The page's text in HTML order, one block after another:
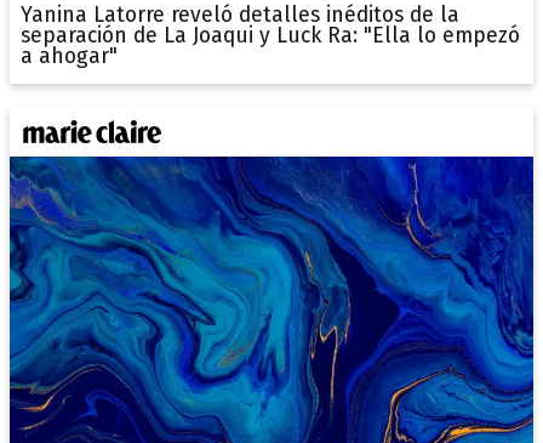
Yanina Latorre reveló detalles inéditos de la
separación de La Joaqui y Luck Ra: "Ella lo empezó
a ahogar"